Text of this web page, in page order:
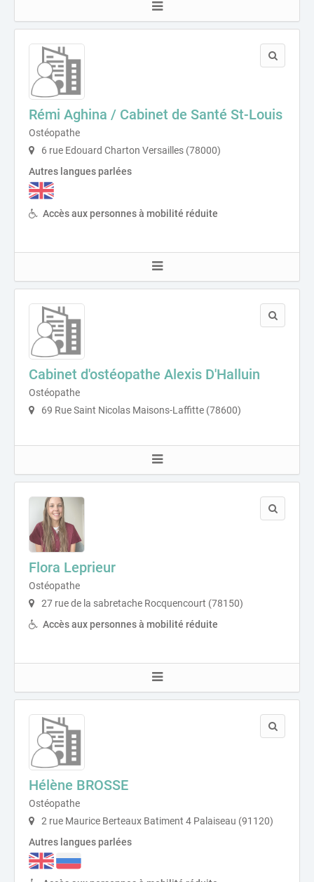
Rémi Aghina / Cabinet de Santé St-Louis
Ostéopathe
6 rue Edouard Charton Versailles (78000)
Autres langues parlées
Accès aux personnes à mobilité réduite
Cabinet d'ostéopathe Alexis D'Halluin
Ostéopathe
69 Rue Saint Nicolas Maisons-Laffitte (78600)
Flora Leprieur
Ostéopathe
27 rue de la sabretache Rocquencourt (78150)
Accès aux personnes à mobilité réduite
Hélène BROSSE
Ostéopathe
2 rue Maurice Berteaux Batiment 4 Palaiseau (91120)
Autres langues parlées